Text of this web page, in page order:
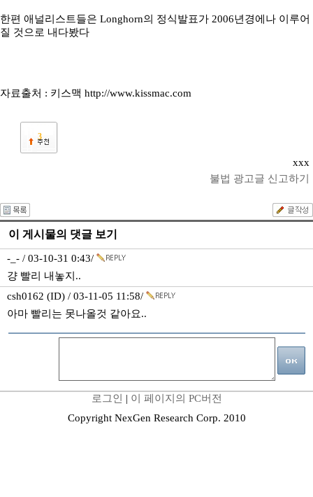
한편 애널리스트들은 Longhorn의 정식발표가 2006년경에나 이루어
질 것으로 내다봤다
자료출처 : 키스맥 http://www.kissmac.com
3
xxx
불법 광고글 신고하기
이 게시물의 댓글 보기
-_- / 03-10-31 0:43/
걍 빨리 내놓지..
csh0162 (ID) / 03-11-05 11:58/
아마 빨리는 못나올것 같아요..
로그인 | 이 페이지의 PC버전
Copyright NexGen Research Corp. 2010